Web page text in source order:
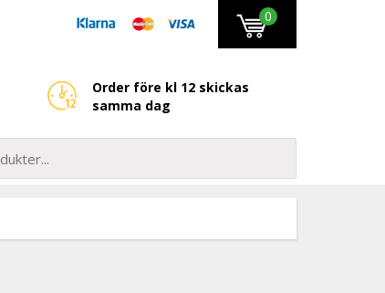
0
Order före kl 12 skickas
samma dag